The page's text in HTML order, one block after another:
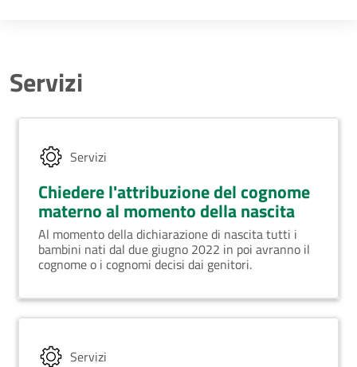
Servizi
Servizi
Chiedere l'attribuzione del cognome
materno al momento della nascita
Al momento della dichiarazione di nascita tutti i
bambini nati dal due giugno 2022 in poi avranno il
cognome o i cognomi decisi dai genitori.
Servizi